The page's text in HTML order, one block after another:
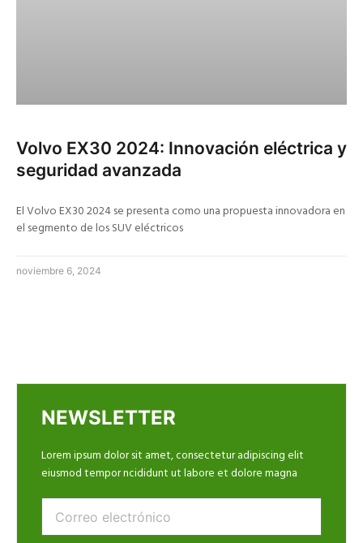
Volvo EX30 2024: Innovación eléctrica y
seguridad avanzada
El Volvo EX30 2024 se presenta como una propuesta innovadora en
el segmento de los SUV eléctricos
noviembre 6, 2024
NEWSLETTER
Lorem ipsum dolor sit amet, consectetur adipiscing elit
eiusmod tempor ncididunt ut labore et dolore magna